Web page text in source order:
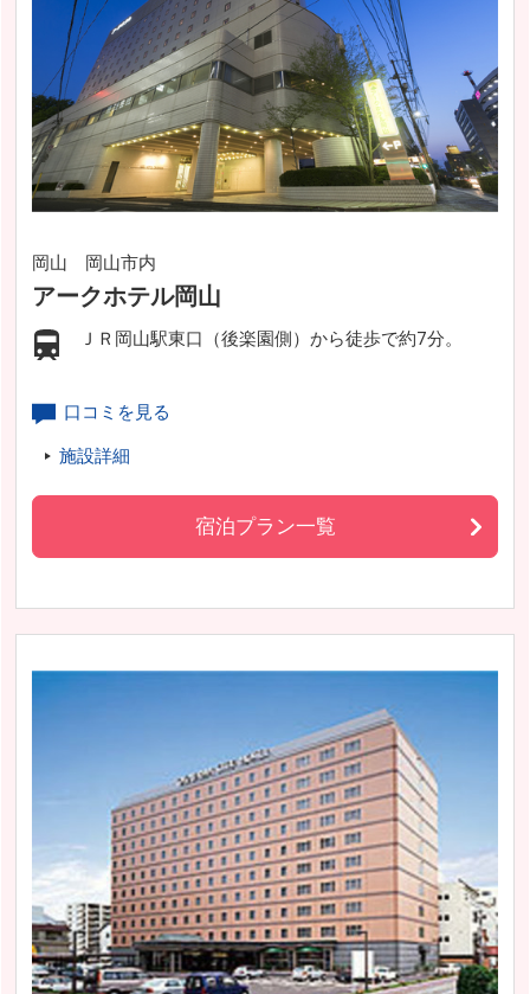
岡山 岡山市内
アークホテル岡山
ＪＲ岡山駅東口（後楽園側）から徒歩で約7分。
口コミを見る
施設詳細
宿泊プラン一覧